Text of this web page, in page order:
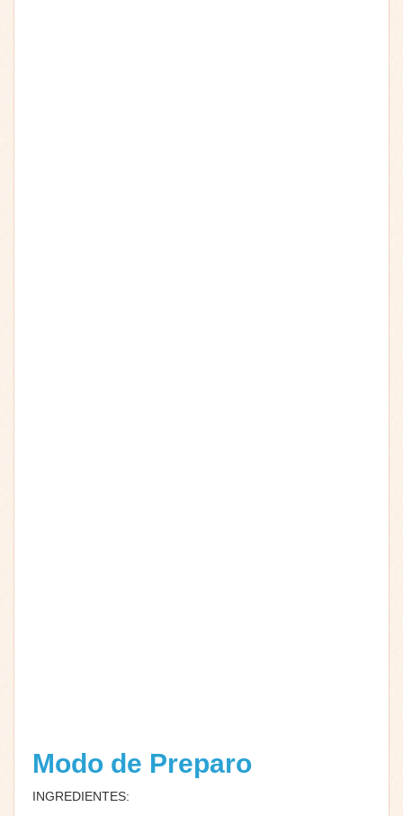
Modo de Preparo
INGREDIENTES: